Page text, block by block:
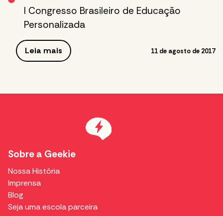
I Congresso Brasileiro de Educação
Personalizada
Leia mais 11 de agosto de 2017
Sobre a Geekie
Nossa História
Imprensa
Blog
Seja uma escola parceira